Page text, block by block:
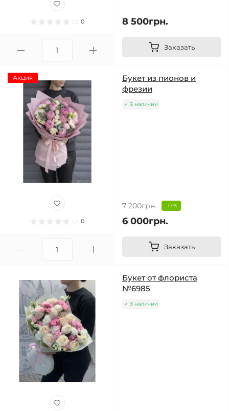
0 8 500грн.
Заказать
Акция
0
Букет из пионов и
фрезии
В наличии
7 200грн. -17%
6 000грн.
Заказать
Букет от флориста
№6985
В наличии